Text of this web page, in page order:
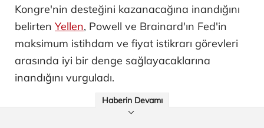
Kongre'nin desteğini kazanacağına inandığını
belirten Yellen, Powell ve Brainard'ın Fed'in
maksimum istihdam ve fiyat istikrarı görevleri
arasında iyi bir denge sağlayacaklarına
inandığını vurguladı.
Haberin Devamı